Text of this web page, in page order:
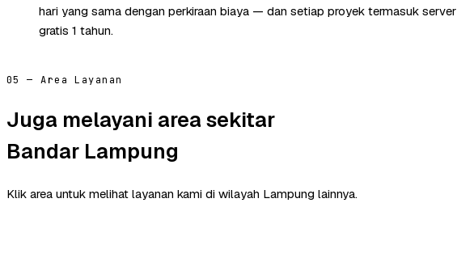
hari yang sama dengan perkiraan biaya — dan setiap proyek termasuk server
gratis 1 tahun.
05 — Area Layanan
Juga melayani area sekitar
Bandar Lampung
Klik area untuk melihat layanan kami di wilayah Lampung lainnya.